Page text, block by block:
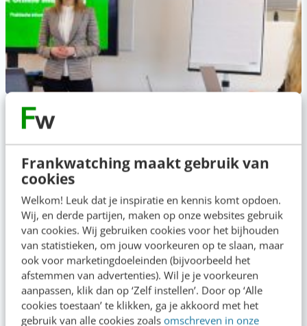
Frankwatching maakt gebruik van
cookies
Welkom! Leuk dat je inspiratie en kennis komt opdoen.
Wij, en derde partijen, maken op onze websites gebruik
van cookies. Wij gebruiken cookies voor het bijhouden
van statistieken, om jouw voorkeuren op te slaan, maar
ook voor marketingdoeleinden (bijvoorbeeld het
afstemmen van advertenties). Wil je je voorkeuren
aanpassen, klik dan op ‘Zelf instellen’. Door op ‘Alle
cookies toestaan’ te klikken, ga je akkoord met het
gebruik van alle cookies zoals omschreven in onze
NIMA
Omscholen naar online marketeer of je marketingkennis en -
skills toekomstbestendig maken? Dat kan met een NIMA A-
diploma